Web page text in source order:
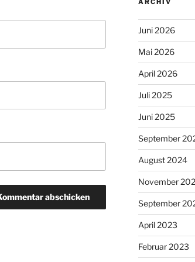
Juni 2026
Mai 2026
April 2026
Juli 2025
Juni 2025
September
August 2024
November
September
April 2023
Februar 2023